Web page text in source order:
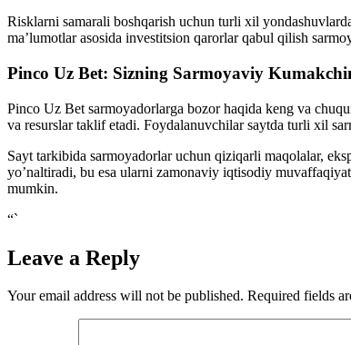
Risklarni samarali boshqarish uchun turli xil
ma’lumotlar asosida investitsion qarorlar qabul qilish
Pinco Uz Bet: Sizning Sarmoyaviy
Pinco Uz Bet sarmoyadorlarga bozor haqida keng va
va resurslar taklif etadi. Foydalanuvchilar saytda turli xil
Sayt tarkibida sarmoyadorlar uchun qiziqarli maqolalar,
yo’naltiradi, bu esa ularni zamonaviy iqtisodiy
mumkin.
“`
Leave a Reply
Your email address will not be published. Required fields